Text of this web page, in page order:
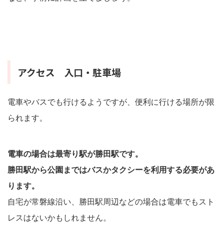
アクセス 入口・駐車場
電車やバスでも行けるようですが、便利に行ける場所が限
られます。
電車の場合は最寄り駅が勝田駅です。
勝田駅から公園まではバスかタクシーを利用する必要があ
ります。
自宅が常磐線沿い、勝田駅周辺などの場合は電車でもスト
レスはないかもしれません。